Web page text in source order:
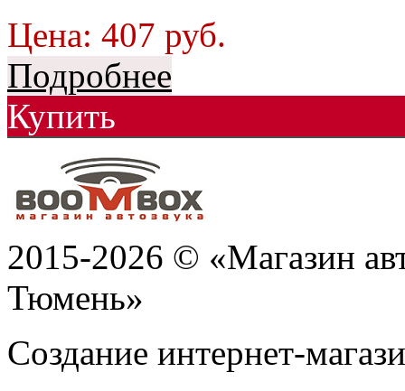
Цена: 407 руб.
Подробнее
Купить
2015-2026 © «Магазин
Тюмень»
Создание интернет-